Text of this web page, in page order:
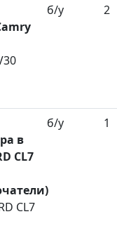
б/у 2
в
CL7
CL7
б/у 1